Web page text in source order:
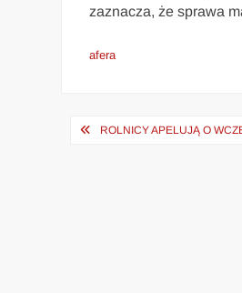
zaznacza, że sprawa
afera
Nawigacja
ROLNICY APELUJĄ O